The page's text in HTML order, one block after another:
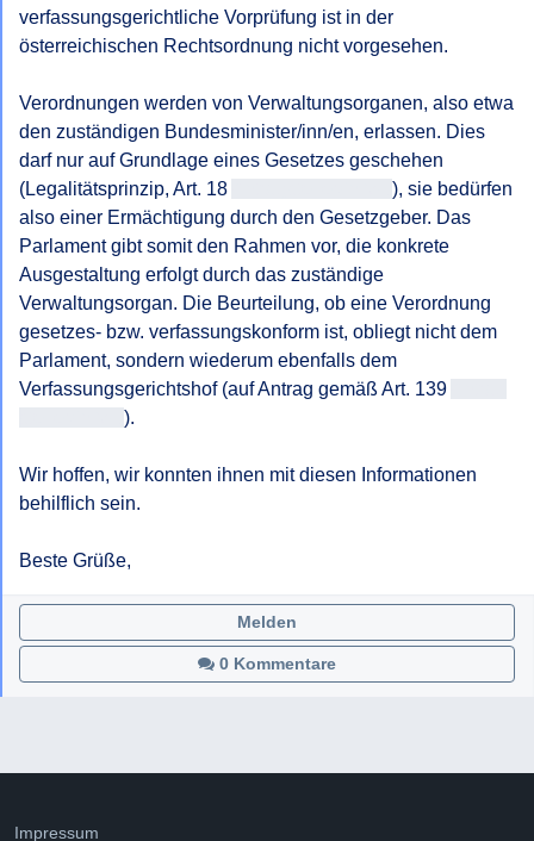
verfassungsgerichtliche Vorprüfung ist in der
österreichischen Rechtsordnung nicht vorgesehen.
Verordnungen werden von Verwaltungsorganen, also etwa
den zuständigen Bundesminister/inn/en, erlassen. Dies
darf nur auf Grundlage eines Gesetzes geschehen
(Legalitätsprinzip, Art. 18
), sie bedürfen
also einer Ermächtigung durch den Gesetzgeber. Das
Parlament gibt somit den Rahmen vor, die konkrete
Ausgestaltung erfolgt durch das zuständige
Verwaltungsorgan. Die Beurteilung, ob eine Verordnung
gesetzes- bzw. verfassungskonform ist, obliegt nicht dem
Parlament, sondern wiederum ebenfalls dem
Verfassungsgerichtshof (auf Antrag gemäß Art. 139
).
Wir hoffen, wir konnten ihnen mit diesen Informationen
behilflich sein.
Beste Grüße,
0 Kommentare
Melden
Impressum